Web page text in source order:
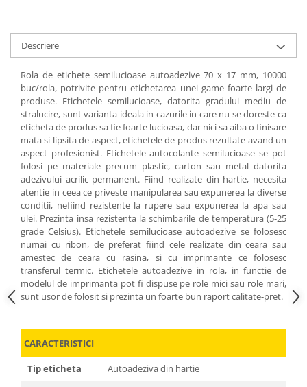
Descriere
Rola de etichete semilucioase autoadezive 70 x 17 mm, 10000
buc/rola, potrivite pentru etichetarea unei game foarte largi de
produse. Etichetele semilucioase, datorita gradului mediu de
stralucire, sunt varianta ideala in cazurile in care nu se doreste ca
eticheta de produs sa fie foarte lucioasa, dar nici sa aiba o finisare
mata si lipsita de aspect, etichetele de produs rezultate avand un
aspect profesionist. Etichetele autocolante semilucioase se pot
folosi pe materiale precum plastic, carton sau metal datorita
adezivului acrilic permanent. Fiind realizate din hartie, necesita
atentie in ceea ce priveste manipularea sau expunerea la diverse
conditii, nefiind rezistente la rupere sau expunerea la apa sau
ulei. Prezinta insa rezistenta la schimbarile de temperatura (5-25
grade Celsius). Etichetele semilucioase autoadezive se folosesc
numai cu ribon, de preferat fiind cele realizate din ceara sau
amestec de ceara cu rasina, si cu imprimante ce folosesc
transferul termic. Etichetele autoadezive in rola, in functie de
modelul de imprimanta pot fi dispuse pe role mici sau role mari,
sunt usor de folosit si prezinta un foarte bun raport calitate-pret.
CARACTERISTICI
Tip eticheta
Autoadeziva din hartie